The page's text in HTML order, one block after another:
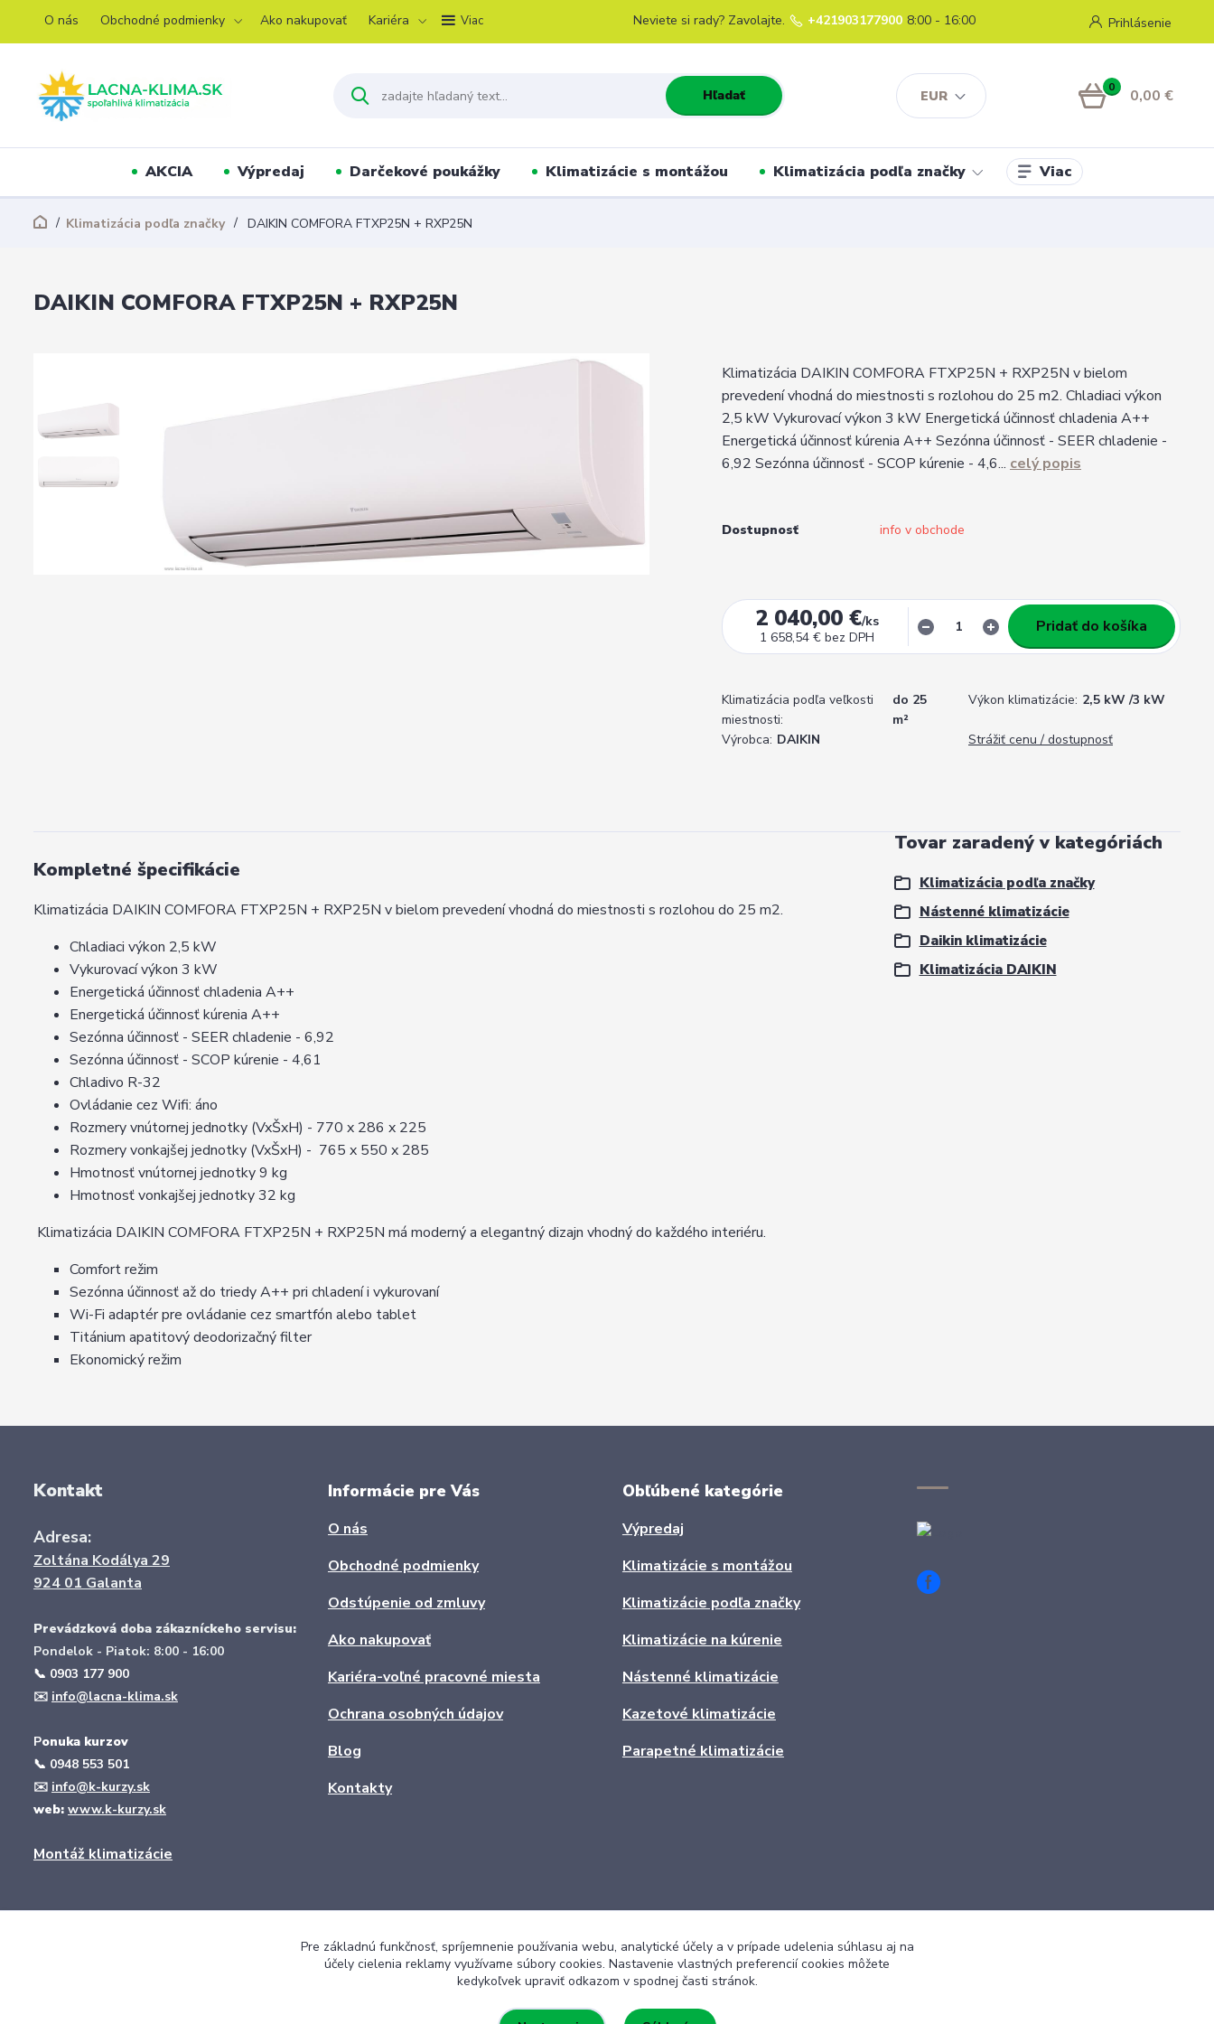
O nás Obchodné podmienky Ako nakupovať Kariéra Viac
EUR
Prihlásenie
Hľadať
Neviete si rady? Zavolajte. +421903177900 8:00 - 16:00
0 0,00 €
AKCIA Výpredaj Darčekové poukážky Klimatizácie s montážou Klimatizácia podľa značky Viac
Klimatizácia podľa značky DAIKIN COMFORA FTXP25N + RXP25N
DAIKIN COMFORA FTXP25N + RXP25N
Klimatizácia DAIKIN COMFORA FTXP25N + RXP25N v bielom
prevedení vhodná do miestnosti s rozlohou do 25 m2. Chladiaci výkon
2,5 kW Vykurovací výkon 3 kW Energetická účinnosť chladenia A++
Energetická účinnosť kúrenia A++ Sezónna účinnosť - SEER chladenie -
6,92 Sezónna účinnosť - SCOP kúrenie - 4,6... celý popis
Dostupnosť info v obchode
2 040,00 €/ks
1 658,54 € bez DPH
Pridať do košíka
Klimatizácia podľa veľkosti
miestnosti:
do 25
m²
Výkon klimatizácie: 2,5 kW /3 kW
Výrobca: DAIKIN Strážiť cenu / dostupnosť
Kompletné špecifikácie
Klimatizácia DAIKIN COMFORA FTXP25N + RXP25N v bielom prevedení vhodná do miestnosti s rozlohou do 25 m2.
Chladiaci výkon 2,5 kW
Vykurovací výkon 3 kW
Energetická účinnosť chladenia A++
Energetická účinnosť kúrenia A++
Sezónna účinnosť - SEER chladenie - 6,92
Sezónna účinnosť - SCOP kúrenie - 4,61
Chladivo R-32
Ovládanie cez Wifi: áno
Rozmery vnútornej jednotky (VxŠxH) - 770 x 286 x 225
Rozmery vonkajšej jednotky (VxŠxH) - 765 x 550 x 285
Hmotnosť vnútornej jednotky 9 kg
Hmotnosť vonkajšej jednotky 32 kg
Klimatizácia DAIKIN COMFORA FTXP25N + RXP25N má moderný a elegantný dizajn vhodný do každého interiéru.
Comfort režim
Sezónna účinnosť až do triedy A++ pri chladení i vykurovaní
Wi-Fi adaptér pre ovládanie cez smartfón alebo tablet
Titánium apatitový deodorizačný filter
Ekonomický režim
Tovar zaradený v kategóriách
Klimatizácia podľa značky
Nástenné klimatizácie
Daikin klimatizácie
Klimatizácia DAIKIN
Kontakt
Adresa:
Zoltána Kodálya 29
924 01 Galanta
Prevádzková doba zákazníckeho servisu:
Pondelok - Piatok: 8:00 - 16:00
📞 0903 177 900
✉️ info@lacna-klima.sk
Ponuka kurzov
📞 0948 553 501
✉️ info@k-kurzy.sk
web: www.k-kurzy.sk
Montáž klimatizácie
Informácie pre Vás
O nás
Obchodné podmienky
Odstúpenie od zmluvy
Ako nakupovať
Kariéra-voľné pracovné miesta
Ochrana osobných údajov
Blog
Kontakty
Obľúbené kategórie
Výpredaj
Klimatizácie s montážou
Klimatizácie podľa značky
Klimatizácie na kúrenie
Nástenné klimatizácie
Kazetové klimatizácie
Parapetné klimatizácie
Pre základnú funkčnosť, spríjemnenie používania webu, analytické účely a v prípade udelenia súhlasu aj na
účely cielenia reklamy využívame súbory cookies. Nastavenie vlastných preferencií cookies môžete
kedykoľvek upraviť odkazom v spodnej časti stránok.